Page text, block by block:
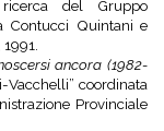
del Gruppo
Contucci Quintani e
ancora (1982-
Vacchelli” coordinata
Provinciale